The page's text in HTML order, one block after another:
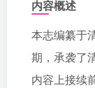
内容概述
本志编纂于
期，承袭了
内容上接续